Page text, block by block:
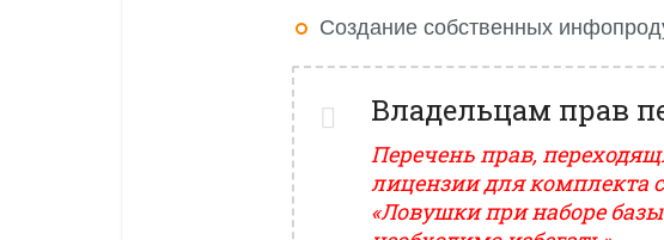
Создание собственных
Владельцам прав
Перечень прав,
лицензии для комплекта
«Ловушки при наборе